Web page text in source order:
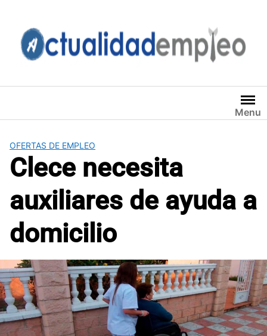
contenido
Menu
OFERTAS DE EMPLEO
Clece necesita
auxiliares de ayuda a
domicilio